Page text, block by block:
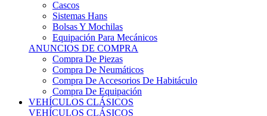
Cascos
Sistemas Hans
Bolsas Y Mochilas
Equipación Para Mecánicos
ANUNCIOS DE COMPRA
Compra De Piezas
Compra De Neumáticos
Compra De Accesorios De Habitáculo
Compra De Equipación
VEHÍCULOS CLÁSICOS
VEHÍCULOS CLÁSICOS